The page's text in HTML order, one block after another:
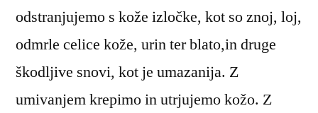
odstranjujemo s kože izločke, kot so znoj, loj,
odmrle celice kože, urin ter blato,in druge
škodljive snovi, kot je umazanija. Z
umivanjem krepimo in utrjujemo kožo. Z